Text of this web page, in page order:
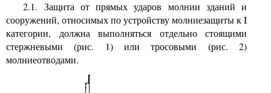
2.1. Защита от прямых ударов молнии зданий и
сооружений, относимых по устройству молниезащиты к I
категории, должна выполняться отдельно стоящими
стержневыми (рис. 1) или тросовыми (рис. 2)
молниеотводами.